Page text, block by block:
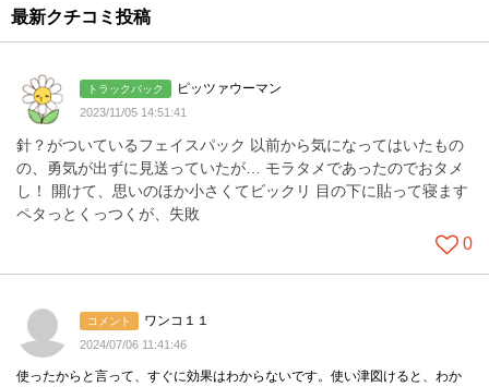
最新クチコミ投稿
トラックバック ピッツァウーマン
2023/11/05 14:51:41
針？がついているフェイスパック 以前から気になってはいたもの
の、勇気が出ずに見送っていたが… モラタメであったのでおタメ
し！ 開けて、思いのほか小さくてビックリ 目の下に貼って寝ます
ペタっとくっつくが、失敗
0
コメント ワンコ１１
2024/07/06 11:41:46
使ったからと言って、すぐに効果はわからないです。使い津図けると、わか